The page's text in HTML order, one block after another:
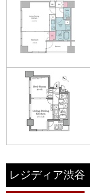
レジディア渋谷